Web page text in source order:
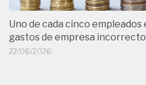
Uno de cada cinco
gastos de empresa
22/06/2026